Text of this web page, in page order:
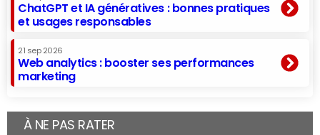
ChatGPT et IA génératives : bonnes pratiques
et usages responsables
21 sep 2026
Web analytics : booster ses performances
marketing
À NE PAS RATER